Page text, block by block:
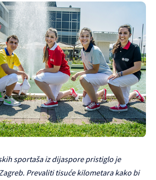
sportaša iz dijaspore pristiglo je
Prevaliti tisuće kilometara kako bi